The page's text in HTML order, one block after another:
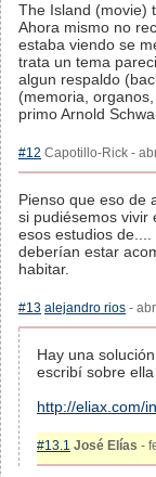
The Island (movie)
Ahora mismo no
estaba viendo se
trata un tema
algun respaldo
(memoria,
primo Arnold
#12 Capotillo-Rick -
Pienso que eso de
si pudiésemos vivir
esos estudios
deberían estar
habitar.
#13 alejandro rios -
Hay una
escribí sobre
http://eliax.com/
#13.1 José Elías -